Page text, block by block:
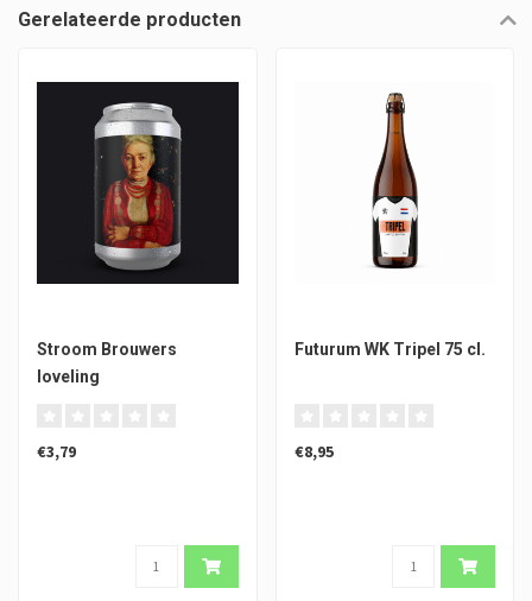
Gerelateerde producten
Stroom Brouwers
loveling
€3,79
Futurum WK Tripel 75 cl.
€8,95